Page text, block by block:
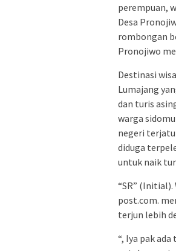
perempuan,
Desa
rombongan
Pronojiwo
Destinasi
Lumajang
dan turis
warga
negeri
diduga
untuk naik
“SR”
post.com.
terjun lebih
“, Iya pak